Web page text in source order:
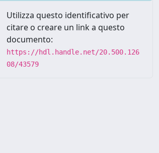
Utilizza questo identificativo per
citare o creare un link a questo
documento:
https://hdl.handle.net/20.500.126
08/43579